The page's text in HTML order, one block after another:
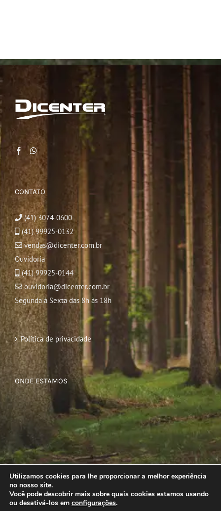
CONTATO
(41) 3074-0600
(41) 99925-0132
vendas@dicenter.com.br
Ouvidoria
(41) 99925-0144
ouvidoria@dicenter.com.br
Segunda à Sexta das 8h às 18h
Política de privacidade
ONDE ESTAMOS
Utilizamos cookies para lhe proporcionar a melhor experiência
no nosso site.
Você pode descobrir mais sobre quais cookies estamos usando
ou desativá-los em configurações.